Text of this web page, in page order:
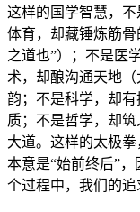
这样的国学智慧，
体育，却藏锤炼筋
之道也”）；不是医
术，却酿沟通天地
韵；不是科学，却
质；不是哲学，却
大道。这样的太极
本意是“始前终后”
个过程中，我们的追